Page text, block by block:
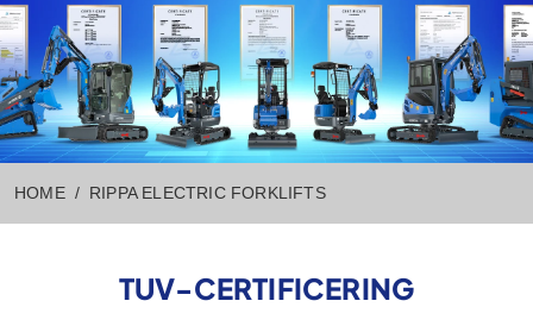
HOME RIPPA ELECTRIC FORKLIFTS
TUV-CERTIFICERING